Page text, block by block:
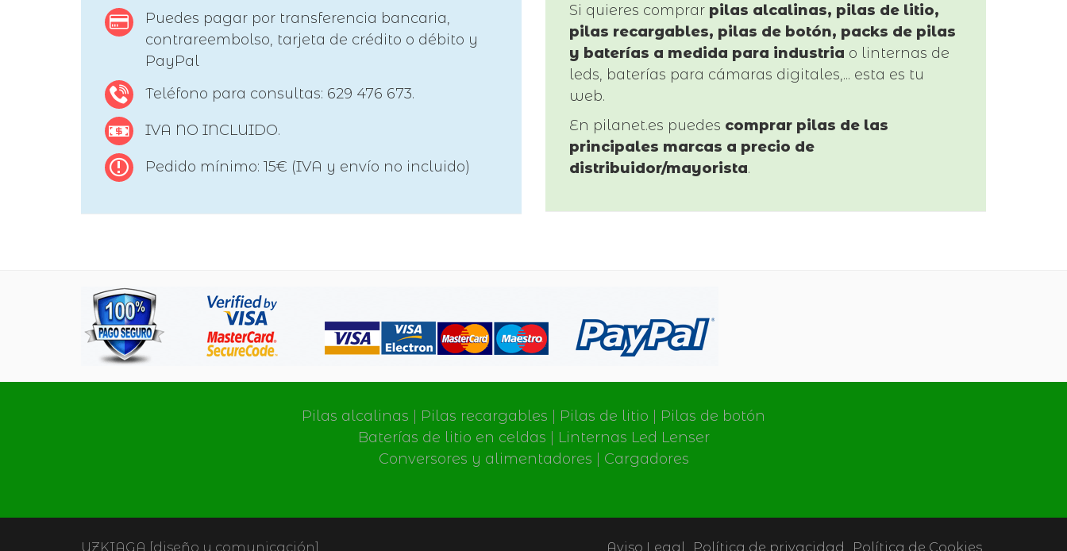
Puedes pagar por transferencia bancaria,
contrareembolso, tarjeta de crédito o débito y
PayPal
Teléfono para consultas: 629 476 673.
IVA NO INCLUIDO.
Pedido mínimo: 15€ (IVA y envío no incluido)
Si quieres comprar pilas alcalinas, pilas de litio,
pilas recargables, pilas de botón, packs de pilas
y baterías a medida para industria o linternas de
leds, baterías para cámaras digitales,... esta es tu
web.
En pilanet.es puedes comprar pilas de las
principales marcas a precio de
distribuidor/mayorista.
Pilas alcalinas Pilas recargables Pilas de litio
Pilas de botón
Baterías de litio en celdas
Linternas Led Lenser
Conversores y alimentadores
Cargadores
UZKIAGA [diseño y comunicación] Aviso Legal Política de privacidad Política de Cookies